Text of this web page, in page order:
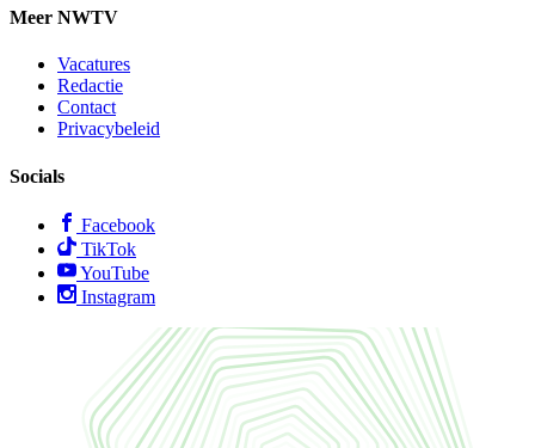
Meer NWTV
Vacatures
Redactie
Contact
Privacybeleid
Socials
Facebook
TikTok
YouTube
Instagram